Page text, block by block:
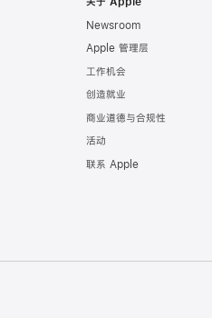
Newsroom
Apple 管理层
工作机会
创造就业
商业道德与合规性
活动
联系 Apple